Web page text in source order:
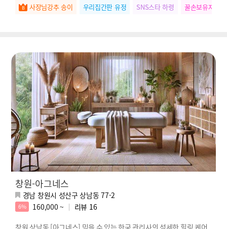
사장님강추 송이 우리집간판 유정 SNS스타 하령 꿀손보유자 다
창원-아그네스
경남 창원시 성산구 상남동 77-2
6% 160,000 ~ 리뷰 16
창원 상남동 [아그네스] 믿을 수 있는 한국 관리사의 섬세한 힐링 케어